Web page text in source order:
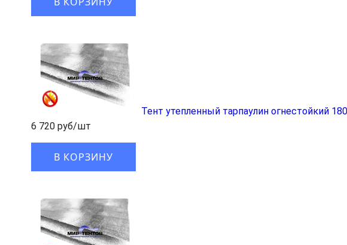
Тент утепленный тарпаулин огнестойкий
6 720 руб/шт
В КОРЗИНУ